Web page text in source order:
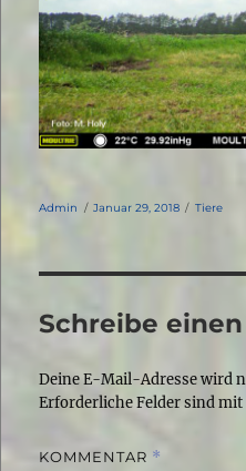
Autor
Admin
Veröffentlicht
Januar 29, 2018 Tiere
Schreibe
Deine E-Mail-Adresse wird
Erforderliche Felder sind mit
KOMMENTAR *